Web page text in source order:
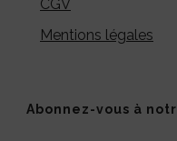
CGV
Mentions légales
Abonnez-vous à